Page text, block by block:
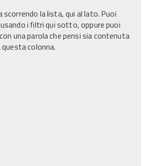
scorrendo la lista, qui al lato. Puoi
i filtri qui sotto, oppure puoi
una parola che pensi sia contenuta
questa colonna.